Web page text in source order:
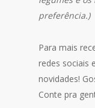
preferência.)
Para mais
redes sociais
novidades!
Conte pra